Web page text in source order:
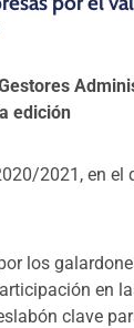
edición
2021, en el
los
en
clave